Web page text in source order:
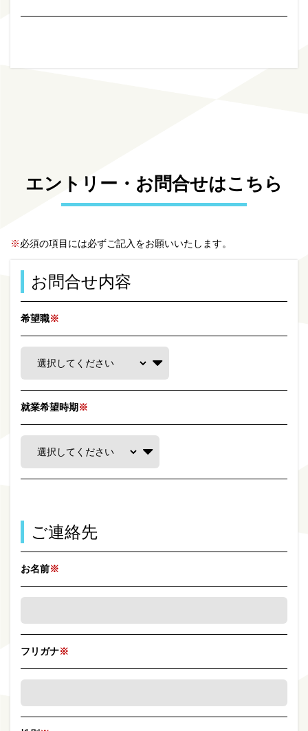
エントリー・お問合せはこちら
※必須の項目には必ずご記入をお願いいたします。
お問合せ内容
希望職※
就業希望時期 ※
ご連絡先
お名前※
フリガナ※